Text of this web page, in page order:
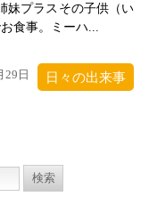
妹プラスその子供（い
食事。ミーハ...
29日 日々の出来事